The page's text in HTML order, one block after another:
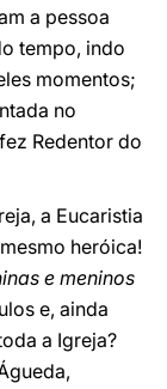
a pessoa
tempo, indo
momentos;
no
Redentor do
a Eucaristia
heróica!
e meninos
e, ainda
a Igreja?